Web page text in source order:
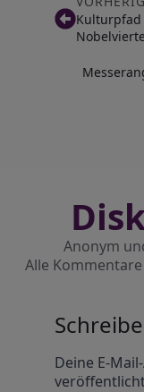
Kulturpfad
Anonym
Alle
Deine E-